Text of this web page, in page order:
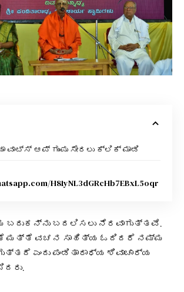
ವಾಟ್ಸ್ ಆಪ್ ಗುಂಪು ಸೇರಲು ಕ್ಲಿಕ್ ಮಾಡಿ
H81yNL3dGRcHb7EBxL5oqr
ಬದಲಿಸಲು ನೆರವಾಗುತ್ತವೆ‌.
ಮತ್ತೆ ವಚನ ಸಾಹಿತ್ಯ ಓದಿದರೆ ನಮ್ಮ
ಎಂದು ಪಂಡಿತಾರಾಧ್ಯ ಶಿವಾಚಾರ್ಯ